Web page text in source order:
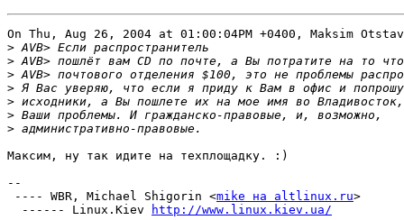
On Thu, Aug 26, 2004 at 01:00:04PM +0400, Maksim
>
>
>
>
>
>
>
Максим, ну так идите на техплощадку. :)
--
---- WBR, Michael Shigorin <mike на altlinux.ru>
  ------ Linux.Kiev
http://www.linux.kiev.ua/